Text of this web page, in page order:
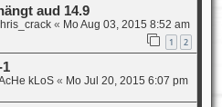
aud 14.9
« Mo Aug 03, 2015 8:52 am
1 2
kLoS« Mo Jul 20, 2015 6:07 pm